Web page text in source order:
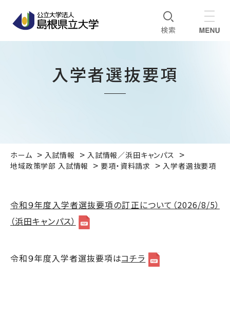
入学者選抜要項
ホーム 入試情報
入試情報／浜田キャンパス
地域政策学部 入試情報
要項・資料請求 入学者選抜要項
令和９年度入学者選抜要項の訂正について（2026/8/5）
（浜田キャンパス）
令和９年度入学者選抜要項はコチラ